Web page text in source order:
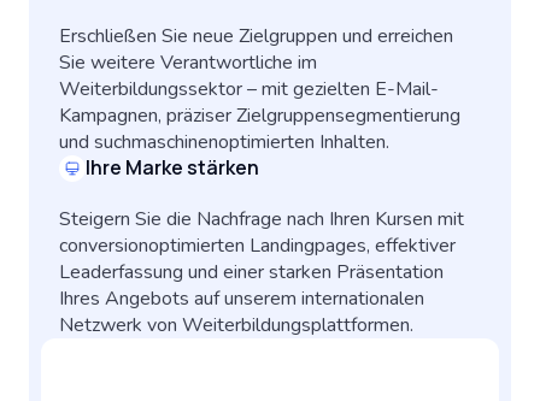
Erschließen Sie neue Zielgruppen und erreichen
Sie weitere Verantwortliche im
Weiterbildungssektor – mit gezielten E-Mail-
Kampagnen, präziser Zielgruppensegmentierung
und suchmaschinenoptimierten Inhalten.
Ihre Marke stärken
Steigern Sie die Nachfrage nach Ihren Kursen mit
conversionoptimierten Landingpages, effektiver
Leaderfassung und einer starken Präsentation
Ihres Angebots auf unserem internationalen
Netzwerk von Weiterbildungsplattformen.